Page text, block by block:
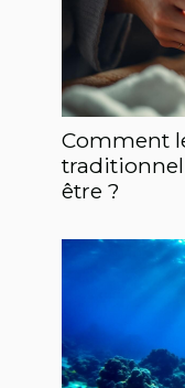
Comment
être ?